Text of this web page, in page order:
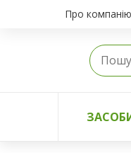
Про компанію